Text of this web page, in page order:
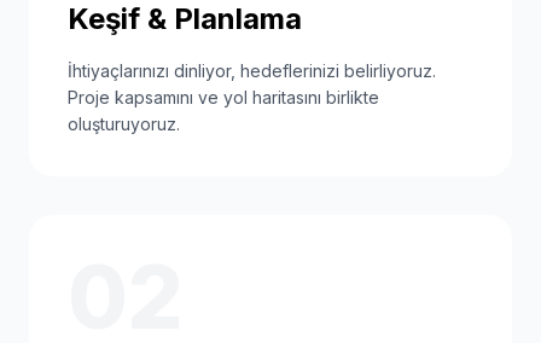
Keşif & Planlama
İhtiyaçlarınızı dinliyor, hedeflerinizi belirliyoruz.
Proje kapsamını ve yol haritasını birlikte
oluşturuyoruz.